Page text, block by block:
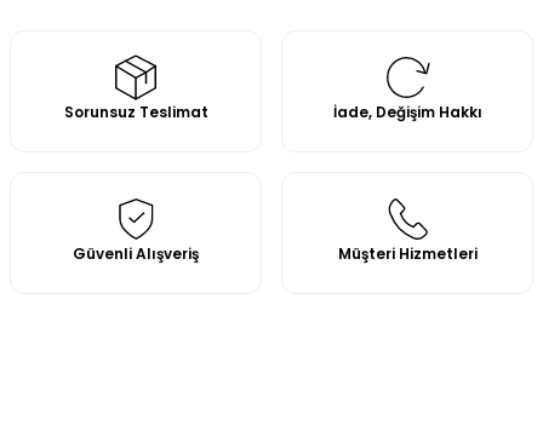
Sorunsuz Teslimat İade, Değişim Hakkı
Güvenli Alışveriş Müşteri Hizmetleri